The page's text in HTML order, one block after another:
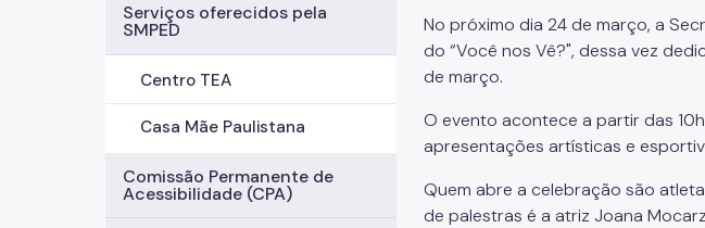
Serviços oferecidos pela
SMPED
Centro TEA
Casa Mãe Paulistana
Comissão Permanente de
Acessibilidade (CPA)
No próximo dia 24 de março, a
do “Você nos Vê?", dessa vez
de março.
O evento acontece a partir das
apresentações artísticas e
Quem abre a celebração são
de palestras é a atriz Joana